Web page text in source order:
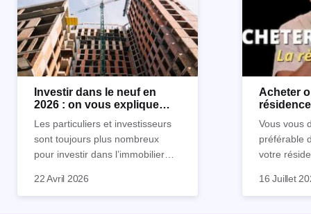
Investir dans le neuf en
2026 : on vous explique
Les particuliers et investisseurs
sont toujours plus nombreux
pour investir dans l’immobilier
nombreux avantages à choisir ce
22 Avril 2026
Acheter
Vous vous
préférable
votre
pour
16 Juillet